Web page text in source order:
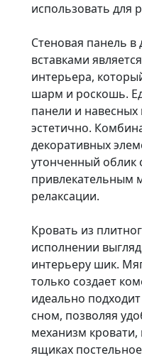
использовать для
Стеновая панель в
вставками
интерьера,
шарм и роскошь.
панели и
эстетично.
декоративных
утонченный облик
привлекательным
релаксации.
Кровать из
исполнении
интерьеру шик.
только создает
идеально
сном, позволяя
механизм
ящиках